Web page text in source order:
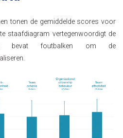
tonen de gemiddelde scores voor
staafdiagram vertegenwoordigt de
bevat foutbalken om de